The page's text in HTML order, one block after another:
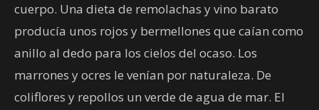
cuerpo. Una dieta de remolachas y vino barato
producía unos rojos y bermellones que caían como
anillo al dedo para los cielos del ocaso. Los
marrones y ocres le venían por naturaleza. De
coliflores y repollos un verde de agua de mar. El